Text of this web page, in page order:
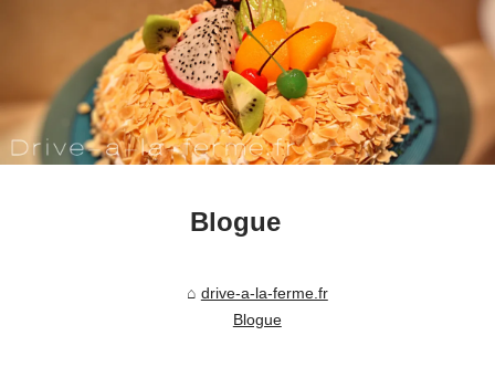
Blogue
drive-a-la-ferme.fr
Blogue